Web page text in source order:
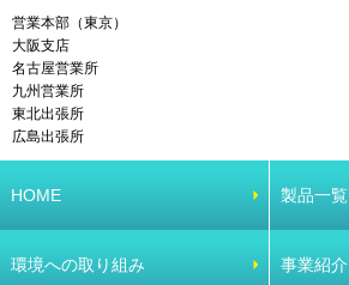
営業本部（東京）
大阪支店
名古屋営業所
九州営業所
東北出張所
広島出張所
HOME 製品一覧
環境への取り組み 事業紹介